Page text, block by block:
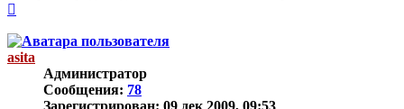
началу
asita
Администратор
Сообщения: 78